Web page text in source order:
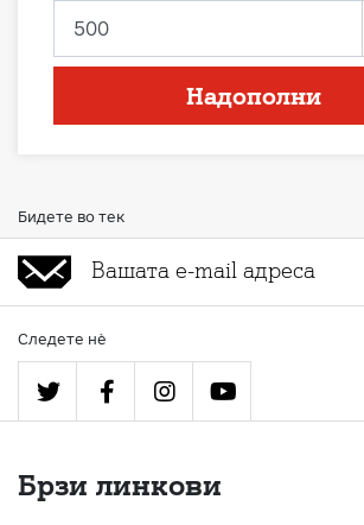
Надополни
Бидете во тек
Следете нè
Брзи линкови